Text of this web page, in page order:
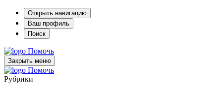
Открыть навигацию
Ваш профиль
Поиск
Помочь
Закрыть меню
Помочь
Рубрики